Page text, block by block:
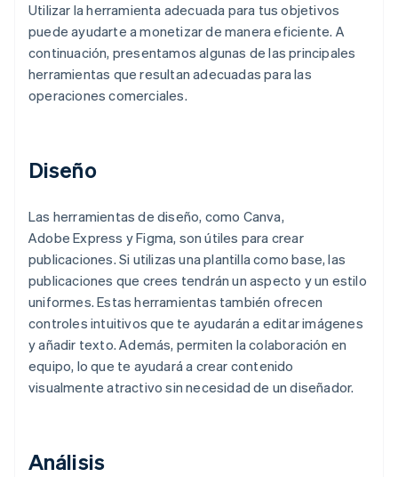
Utilizar la herramienta adecuada para tus objetivos
puede ayudarte a monetizar de manera eficiente. A
continuación, presentamos algunas de las principales
herramientas que resultan adecuadas para las
operaciones comerciales.
Diseño
Las herramientas de diseño, como Canva,
Adobe Express y Figma, son útiles para crear
publicaciones. Si utilizas una plantilla como base, las
publicaciones que crees tendrán un aspecto y un estilo
uniformes. Estas herramientas también ofrecen
controles intuitivos que te ayudarán a editar imágenes
y añadir texto. Además, permiten la colaboración en
equipo, lo que te ayudará a crear contenido
visualmente atractivo sin necesidad de un diseñador.
Análisis